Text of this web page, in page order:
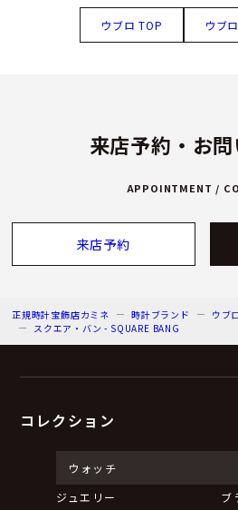
ウブロ TOP ウブ
来店予約・お
APPOINTMENT /
来店予約
正規時計宝飾店カミネ 時計ブランド ウブ
スクエア・バン - SQUARE BANG
コレクション
ウォッチ
ジュエリー
ブ